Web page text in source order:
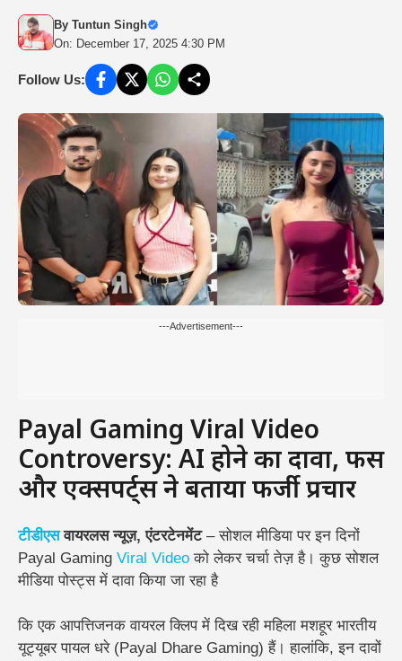
By Tuntun Singh
On: December 17, 2025 4:30 PM
Follow Us:
---Advertisement---
Payal Gaming Viral Video
Controversy: AI होने का दावा, फैंस
और एक्सपर्ट्स ने बताया फर्जी प्रचार
टीडीएसवायरलस न्यूज़, एंटरटेनमेंट– सोशल मीडिया पर इन दिनों
Payal Gaming Viral Video को लेकर चर्चा तेज़ है। कुछ सोशल
मीडिया पोस्ट्स में दावा किया जा रहा है
कि एक आपत्तिजनक वायरल क्लिप में दिख रही महिला मशहूर भारतीय
यूट्यूबर पायल धरे (Payal Dhare Gaming) हैं। हालांकि, इन दावों